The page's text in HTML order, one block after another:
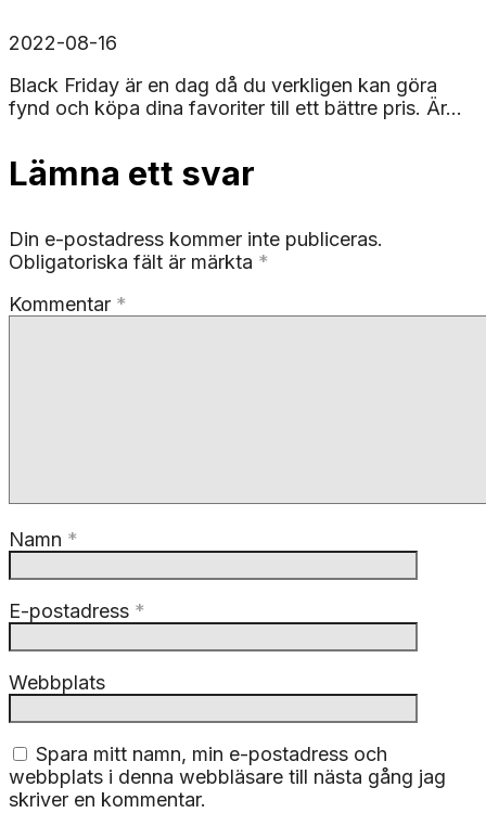
2022-08-16
Black Friday är en dag då du verkligen kan göra
fynd och köpa dina favoriter till ett bättre pris. Är...
Lämna ett svar
Din e-postadress kommer inte publiceras.
Obligatoriska fält är märkta *
Kommentar *
Namn *
E-postadress *
Webbplats
Spara mitt namn, min e-postadress och
webbplats i denna webbläsare till nästa gång jag
skriver en kommentar.